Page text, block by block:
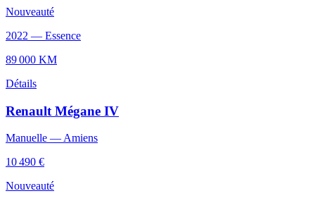
Nouveauté
2022 — Essence
89 000 KM
Détails
Renault Mégane IV
Manuelle — Amiens
10 490 €
Nouveauté